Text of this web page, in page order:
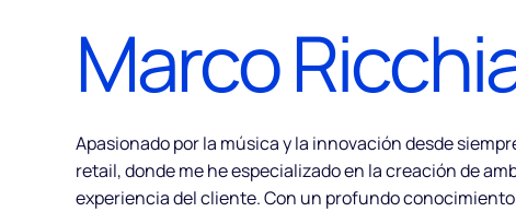
Marco
Apasionado por la música y la innovación desde
retail, donde me he especializado en la creación de
experiencia del cliente. Con un profundo